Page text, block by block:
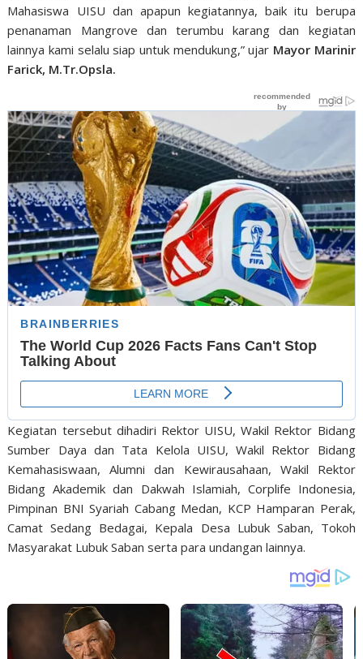
Mahasiswa UISU dan apapun kegiatannya, baik itu berupa
penanaman Mangrove dan terumbu karang dan kegiatan
lainnya kami selalu siap untuk mendukung,” ujar Mayor Marinir
Farick, M.Tr.Opsla.
Kegiatan tersebut dihadiri Rektor UISU, Wakil Rektor Bidang
Sumber Daya dan Tata Kelola UISU, Wakil Rektor Bidang
Kemahasiswaan, Alumni dan Kewirausahaan, Wakil Rektor
Bidang Akademik dan Dakwah Islamiah, Corplife Indonesia,
Pimpinan BNI Syariah Cabang Medan, KCP Hamparan Perak,
Camat Sedang Bedagai, Kepala Desa Lubuk Saban, Tokoh
Masyarakat Lubuk Saban serta para undangan lainnya.